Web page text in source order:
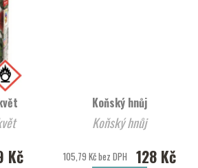
Kč
Koňský hnůj
Koňský hnůj
105,79 Kč bez DPH 128 Kč